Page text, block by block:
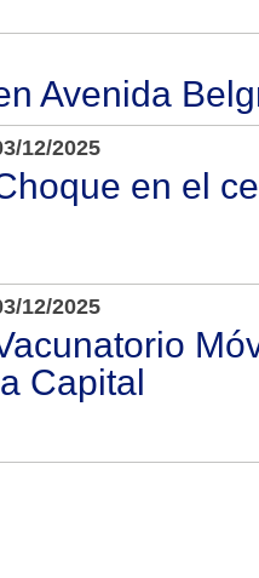
Avenida
12/2025
en el
12/2025
la Capital